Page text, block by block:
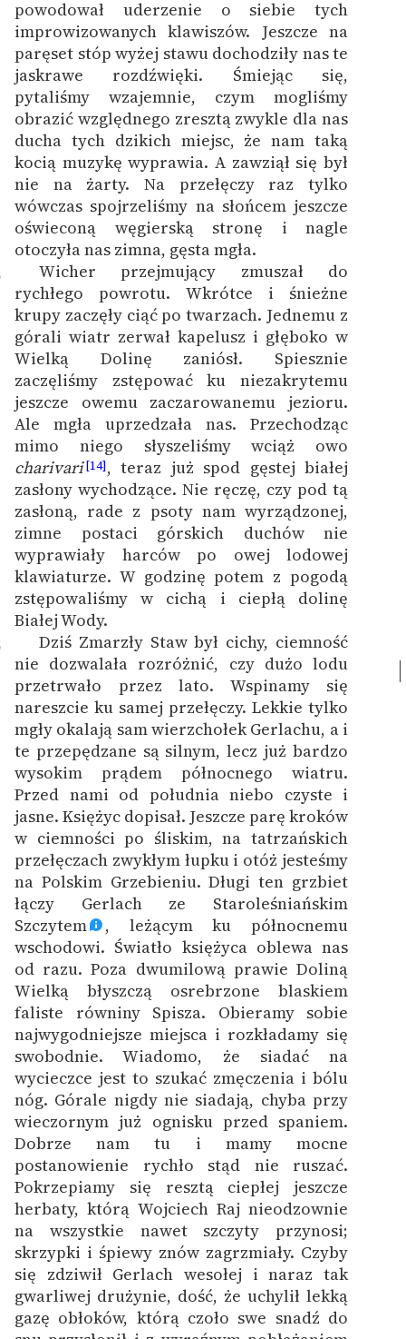
powodował uderzenie o siebie tych
improwizowanych klawiszów. Jeszcze na
paręset stóp wyżej stawu dochodziły nas te
jaskrawe rozdźwięki. Śmiejąc się,
pytaliśmy wzajemnie, czym mogliśmy
obrazić względnego zresztą zwykle dla nas
ducha tych dzikich miejsc, że nam taką
kocią muzykę wyprawia. A zawziął się był
nie na żarty. Na przełęczy raz tylko
wówczas spojrzeliśmy na słońcem jeszcze
oświeconą węgierską stronę i nagle
otoczyła nas zimna, gęsta mgła.
Wicher przejmujący zmuszał do
rychłego powrotu. Wkrótce i śnieżne
krupy zaczęły ciąć po twarzach. Jednemu z
górali wiatr zerwał kapelusz i głęboko w
Wielką Dolinę zaniósł. Spiesznie
zaczęliśmy zstępować ku niezakrytemu
jeszcze owemu zaczarowanemu jezioru.
Ale mgła uprzedzała nas. Przechodząc
mimo niego słyszeliśmy wciąż owo
charivari[14], teraz już spod gęstej białej
zasłony wychodzące. Nie ręczę, czy pod tą
zasłoną, rade z psoty nam wyrządzonej,
zimne postaci górskich duchów nie
wyprawiały harców po owej lodowej
klawiaturze. W godzinę potem z pogodą
zstępowaliśmy w cichą i ciepłą dolinę
Białej Wody.
Dziś Zmarzły Staw był cichy, ciemność
nie dozwalała rozróżnić, czy dużo lodu
przetrwało przez lato. Wspinamy się
nareszcie ku samej przełęczy. Lekkie tylko
mgły okalają sam wierzchołek Gerlachu, a i
te przepędzane są silnym, lecz już bardzo
wysokim prądem północnego wiatru.
Przed nami od południa niebo czyste i
jasne. Księżyc dopisał. Jeszcze parę kroków
w ciemności po śliskim, na tatrzańskich
przełęczach zwykłym łupku i otóż jesteśmy
na Polskim Grzebieniu. Długi ten grzbiet
łączy Gerlach ze Staroleśniańskim
Szczytem
, leżącym ku północnemu
wschodowi. Światło księżyca oblewa nas
od razu. Poza dwumilową prawie Doliną
Wielką błyszczą osrebrzone blaskiem
faliste równiny Spisza. Obieramy sobie
najwygodniejsze miejsca i rozkładamy się
swobodnie. Wiadomo, że siadać na
wycieczce jest to szukać zmęczenia i bólu
nóg. Górale nigdy nie siadają, chyba przy
wieczornym już ognisku przed spaniem.
Dobrze nam tu i mamy mocne
postanowienie rychło stąd nie ruszać.
Pokrzepiamy się resztą ciepłej jeszcze
herbaty, którą Wojciech Raj nieodzownie
na wszystkie nawet szczyty przynosi;
skrzypki i śpiewy znów zagrzmiały. Czyby
się zdziwił Gerlach wesołej i naraz tak
gwarliwej drużynie, dość, że uchylił lekką
gazę obłoków, którą czoło swe snadź do